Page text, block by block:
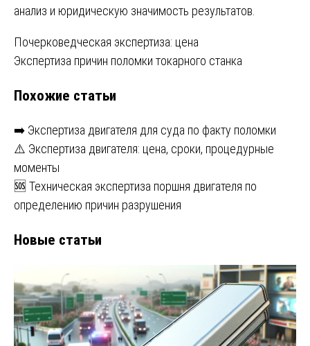
анализ и юридическую значимость результатов.
Навигация
записям
Почерковедческая экспертиза: цена
Экспертиза причин поломки токарного станка
Похожие статьи
➡️ Экспертиза двигателя для суда по факту поломки
⚠️ Экспертиза двигателя: цена, сроки, процедурные
моменты
🆘 Техническая экспертиза поршня двигателя по
определению причин разрушения
Новые статьи